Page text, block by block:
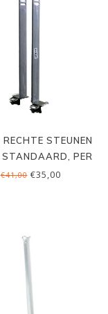
RECHTE STEUNEN
PER
SET
€41,00€35,00